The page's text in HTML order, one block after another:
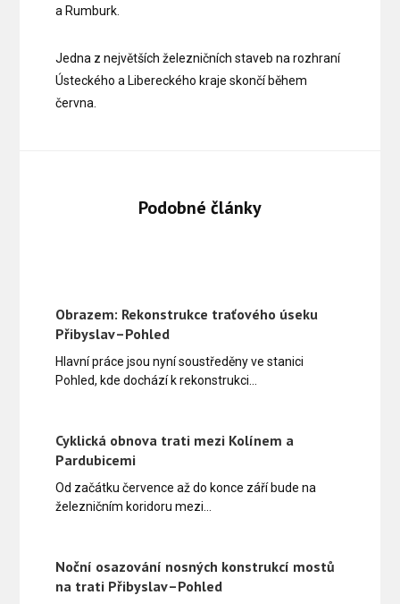
a Rumburk.
Jedna z největších železničních staveb na rozhraní
Ústeckého a Libereckého kraje skončí během
června.
Podobné články
Obrazem: Rekonstrukce traťového úseku
Přibyslav–Pohled
Hlavní práce jsou nyní soustředěny ve stanici
Pohled, kde dochází k rekonstrukci…
Cyklická obnova trati mezi Kolínem a
Pardubicemi
Od začátku července až do konce září bude na
železničním koridoru mezi…
Noční osazování nosných konstrukcí mostů
na trati Přibyslav–Pohled